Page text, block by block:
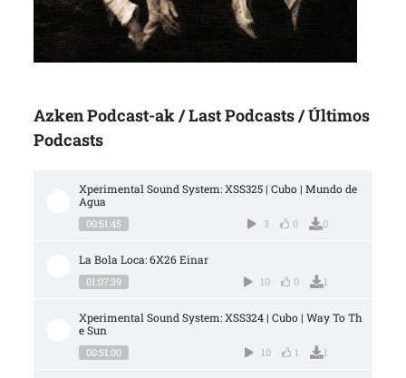
Azken Podcast-ak / Last Podcasts / Últimos
Podcasts
Xperimental Sound System: XSS325 | Cubo | Mundo de
Agua
00:51:45 3 0 0
La Bola Loca: 6X26 Einar
01:07:39 10 0 1
Xperimental Sound System: XSS324 | Cubo | Way To Th
e Sun
00:51:00 10 1 1